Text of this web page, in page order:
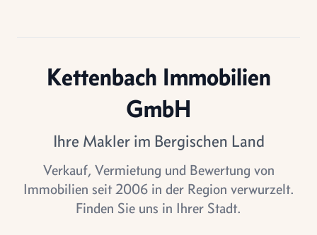
Kettenbach Immobilien
GmbH
Ihre Makler im Bergischen Land
Verkauf, Vermietung und Bewertung von
Immobilien seit 2006 in der Region verwurzelt.
Finden Sie uns in Ihrer Stadt.